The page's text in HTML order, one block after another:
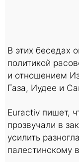
В этих беседах
политикой
и отношением
Газа, Иудее и
Euractiv пишет,
прозвучали в
усилить
палестинскому